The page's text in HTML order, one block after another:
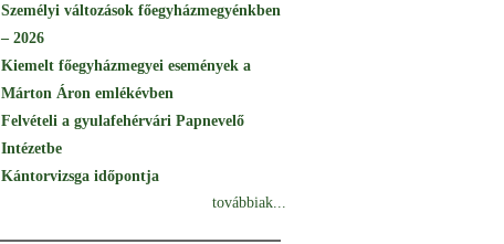
Személyi változások főegyházmegyénkben
– 2026
Kiemelt főegyházmegyei események a
Márton Áron emlékévben
Felvételi a gyulafehérvári Papnevelő
Intézetbe
Kántorvizsga időpontja
továbbiak...